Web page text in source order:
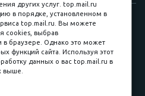
«Мебельный куб».
Россия, г. Томск, пл.
16, Цокольный этаж
других услуг. top.mail.ru
в порядке, установленном в
top.mail.ru. Вы можете
cookies, выбрав
в браузере. Однако это может
функций сайта. Используя этот
данных о вас top.mail.ru в
выше.